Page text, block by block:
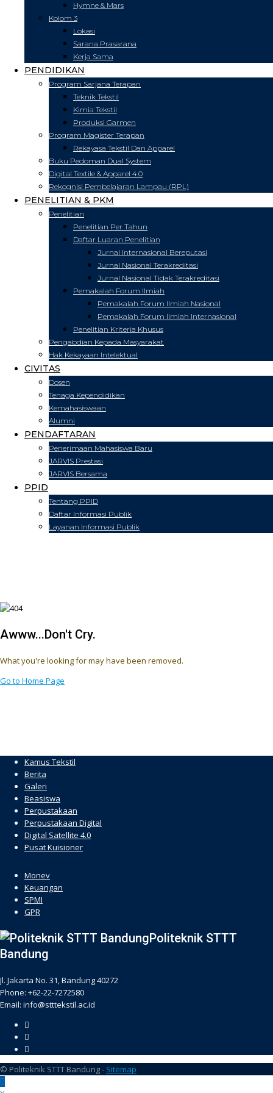
Hymne & Mars
Kolom 3
Lokasi
Sarana Prasarana
Kerja Sama
PENDIDIKAN
Program Sarjana Terapan
Teknik Tekstil
Kimia Tekstil
Produksi Garmen
Program Magister Terapan
Rekayasa Tekstil Dan Apparel
Buku Pedoman Dual System
Digital Textile & Apparel 4.0
Rekognisi Pembelajaran Lampau (RPL)
PENELITIAN & PKM
Penelitian
Penelitian Per Tahun
Daftar Luaran Penelitian
Jurnal Internasional Bereputasi
Jurnal Nasional Terakreditasi
Jurnal Nasional Tidak Terakreditasi
Pemakalah Forum Ilmiah
Pemakalah Forum Ilmiah Nasional
Pemakalah Forum Ilmiah Internasional
Penelitian Kriteria Khusus
Pengabdian Kepada Masyarakat
Hak Kekayaan Intelektual
CIVITAS
Dosen
Tenaga Kependidikan
Kemahasiswaan
Alumni
PENDAFTARAN
Penerimaan Mahasiswa Baru
JARVIS Prestasi
JARVIS Bersama
PPID
Tentang PPID
Daftar Informasi Publik
Layanan Informasi Publik
Awww...Don't Cry.
What you're looking for may have been removed.
Go to Home Page
Kamus Tekstil
Berita
Galeri
Beasiswa
Perpustakaan
Perpustakaan Digital
Digital Satellite 4.0
Pusat Kuisioner
Monev
Keuangan
SPMI
GPR
Politeknik STTT
Bandung
Jl. Jakarta No. 31, Bandung 40272
Phone: +62-22-7272580
Email: info@stttekstil.ac.id
© Politeknik STTT Bandung - Sitemap